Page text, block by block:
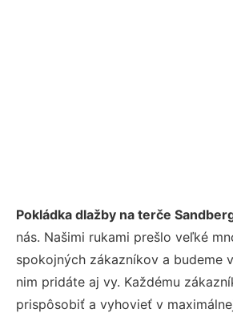
Pokládka dlažby na terče
nás. Našimi rukami prešlo veľké
spokojných zákazníkov a budeme
nim pridáte aj vy. Každému
prispôsobiť a vyhovieť v